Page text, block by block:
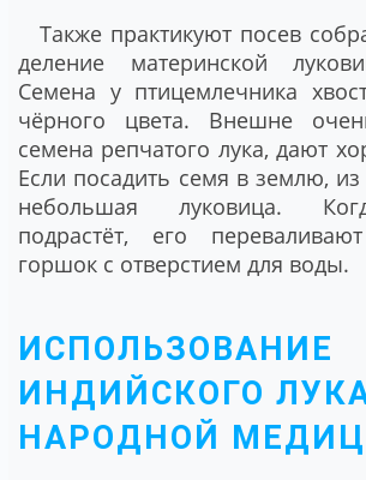
Также практикуют посев
деление материнской
Семена у птицемлечника
чёрного цвета. Внешне
семена репчатого лука, дают
Если посадить семя в землю, из
небольшая луковица.
подрастёт, его
горшок с отверстием для воды.
ИСПОЛЬЗОВАНИЕ
ИНДИЙСКОГО
НАРОДНОЙ